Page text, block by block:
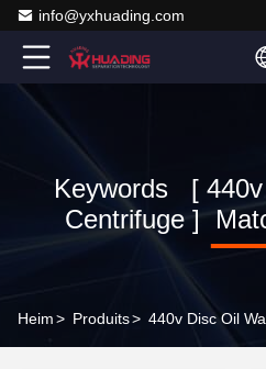
info@yxhuading.com
Keywords [ 440v
Centrifuge ]
Heim> Produits>